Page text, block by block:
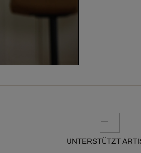
UNTERSTÜTZT